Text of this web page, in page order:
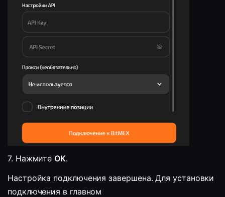
7. Нажмите OK.
Настройка подключения завершена. Для установки
подключения в главном